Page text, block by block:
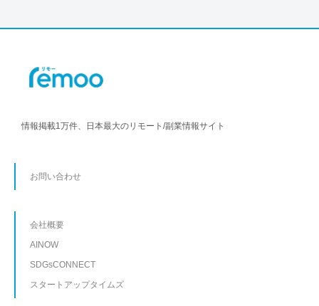
情報掲載1万件、日本最大のリモート/副業情報サイト
お問い合わせ
会社概要
AINOW
SDGsCONNECT
スタートアップタイムズ